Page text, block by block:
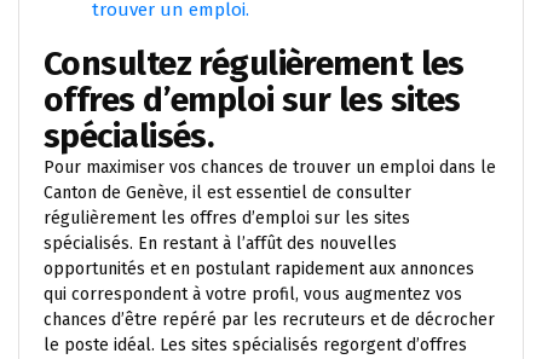
trouver un emploi.
Consultez régulièrement les
offres d’emploi sur les sites
spécialisés.
Pour maximiser vos chances de trouver un emploi dans le
Canton de Genève, il est essentiel de consulter
régulièrement les offres d’emploi sur les sites
spécialisés. En restant à l’affût des nouvelles
opportunités et en postulant rapidement aux annonces
qui correspondent à votre profil, vous augmentez vos
chances d’être repéré par les recruteurs et de décrocher
le poste idéal. Les sites spécialisés regorgent d’offres